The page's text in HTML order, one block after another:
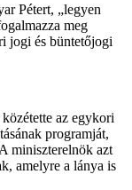
Pétert, „legyen
meg
jogi és büntetőjogi
az egykori
programját,
miniszterelnök azt
amelyre a lánya is